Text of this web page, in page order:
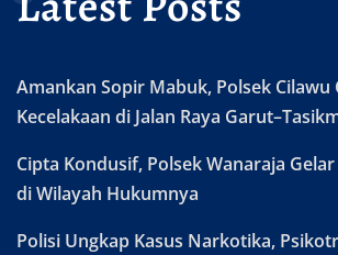
Amankan Sopir Mabuk, Polsek Cilawu
Kecelakaan di Jalan Raya
Cipta Kondusif, Polsek Wanaraja
di Wilayah Hukumnya
Polisi Ungkap Kasus Narkotika,